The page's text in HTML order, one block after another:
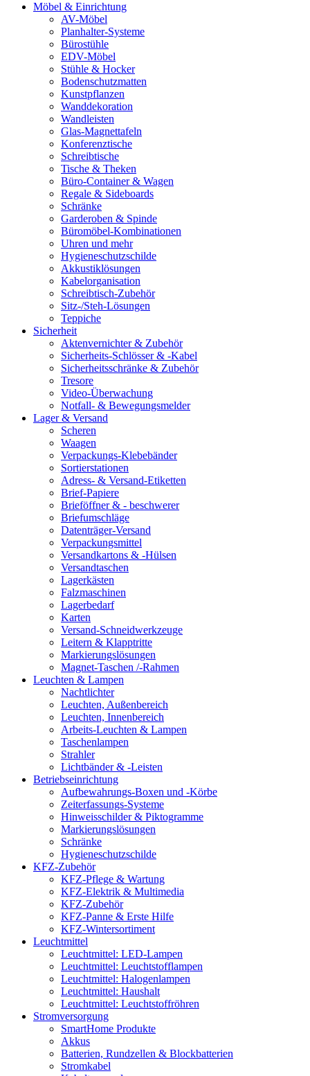
Möbel & Einrichtung
AV-Möbel
Planhalter-Systeme
Bürostühle
EDV-Möbel
Stühle & Hocker
Bodenschutzmatten
Kunstpflanzen
Wanddekoration
Wandleisten
Glas-Magnettafeln
Konferenztische
Schreibtische
Tische & Theken
Büro-Container & Wagen
Regale & Sideboards
Schränke
Garderoben & Spinde
Büromöbel-Kombinationen
Uhren und mehr
Hygieneschutzschilde
Akkustiklösungen
Kabelorganisation
Schreibtisch-Zubehör
Sitz-/Steh-Lösungen
Teppiche
Sicherheit
Aktenvernichter & Zubehör
Sicherheits-Schlösser & -Kabel
Sicherheitsschränke & Zubehör
Tresore
Video-Überwachung
Notfall- & Bewegungsmelder
Lager & Versand
Scheren
Waagen
Verpackungs-Klebebänder
Sortierstationen
Adress- & Versand-Etiketten
Brief-Papiere
Brieföffner & - beschwerer
Briefumschläge
Datenträger-Versand
Verpackungsmittel
Versandkartons & -Hülsen
Versandtaschen
Lagerkästen
Falzmaschinen
Lagerbedarf
Karten
Versand-Schneidwerkzeuge
Leitern & Klapptritte
Markierungslösungen
Magnet-Taschen /-Rahmen
Leuchten & Lampen
Nachtlichter
Leuchten, Außenbereich
Leuchten, Innenbereich
Arbeits-Leuchten & Lampen
Taschenlampen
Strahler
Lichtbänder & -Leisten
Betriebseinrichtung
Aufbewahrungs-Boxen und -Körbe
Zeiterfassungs-Systeme
Hinweisschilder & Piktogramme
Markierungslösungen
Schränke
Hygieneschutzschilde
KFZ-Zubehör
KFZ-Pflege & Wartung
KFZ-Elektrik & Multimedia
KFZ-Zubehör
KFZ-Panne & Erste Hilfe
KFZ-Wintersortiment
Leuchtmittel
Leuchtmittel: LED-Lampen
Leuchtmittel: Leuchtstofflampen
Leuchtmittel: Halogenlampen
Leuchtmittel: Haushalt
Leuchtmittel: Leuchtstoffröhren
Stromversorgung
SmartHome Produkte
Akkus
Batterien, Rundzellen & Blockbatterien
Stromkabel